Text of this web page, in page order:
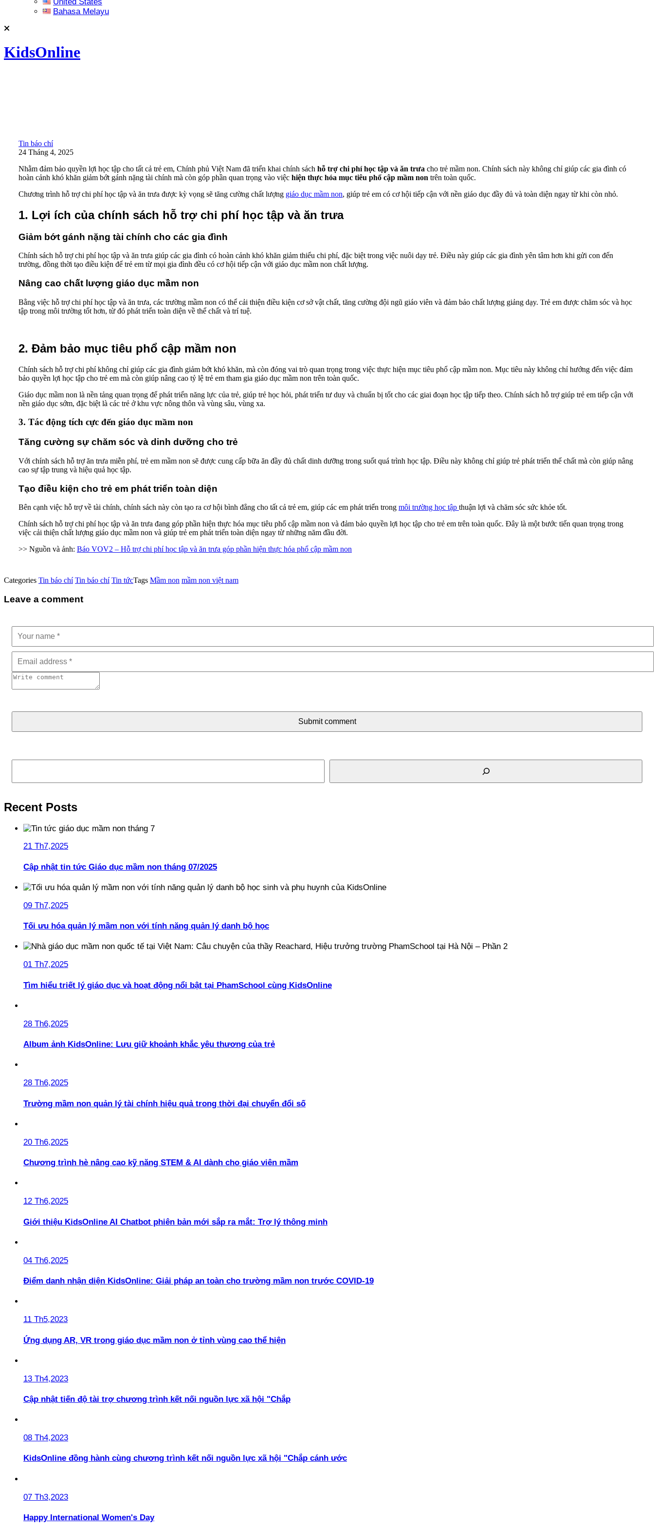
Bahasa Melayu
KidsOnline
Tin báo chí
24 Tháng 4, 2025
Nhằm đảm bảo quyền lợi học tập cho tất cả trẻ em, Chính phủ Việt Nam đã triển khai chính sách hỗ trợ chi phí học tập và ăn trưa cho trẻ mầm non. Chính sách này không chỉ giúp các gia đình có
hoàn cảnh khó khăn giảm bớt gánh nặng tài chính mà còn góp phần quan trọng vào việc hiện thực hóa mục tiêu phổ cập mầm non trên toàn quốc.
Chương trình hỗ trợ chi phí học tập và ăn trưa được kỳ vọng sẽ tăng cường chất lượng giáo dục mầm non, giúp trẻ em có cơ hội tiếp cận với nền giáo dục đầy đủ và toàn diện ngay từ khi còn nhỏ.
1. Lợi ích của chính sách hỗ trợ chi phí học tập và ăn trưa
Giảm bớt gánh nặng tài chính cho các gia đình
Chính sách hỗ trợ chi phí học tập và ăn trưa giúp các gia đình có hoàn cảnh khó khăn giảm thiểu chi phí, đặc biệt trong việc nuôi dạy trẻ. Điều này giúp các gia đình yên tâm hơn khi gửi con đến
trường, đồng thời tạo điều kiện để trẻ em từ mọi gia đình đều có cơ hội tiếp cận với giáo dục mầm non chất lượng.
Nâng cao chất lượng giáo dục mầm non
Bằng việc hỗ trợ chi phí học tập và ăn trưa, các trường mầm non có thể cải thiện điều kiện cơ sở vật chất, tăng cường đội ngũ giáo viên và đảm bảo chất lượng giảng dạy. Trẻ em được chăm sóc và học
tập trong môi trường tốt hơn, từ đó phát triển toàn diện về thể chất và trí tuệ.
2. Đảm bảo mục tiêu phổ cập mầm non
Chính sách hỗ trợ chi phí không chỉ giúp các gia đình giảm bớt khó khăn, mà còn đóng vai trò quan trọng trong việc thực hiện mục tiêu phổ cập mầm non. Mục tiêu này không chỉ hướng đến việc đảm
bảo quyền lợi học tập cho trẻ em mà còn giúp nâng cao tỷ lệ trẻ em tham gia giáo dục mầm non trên toàn quốc.
Giáo dục mầm non là nền tảng quan trọng để phát triển năng lực của trẻ, giúp trẻ học hỏi, phát triển tư duy và chuẩn bị tốt cho các giai đoạn học tập tiếp theo. Chính sách hỗ trợ giúp trẻ em tiếp cận với
nền giáo dục sớm, đặc biệt là các trẻ ở khu vực nông thôn và vùng sâu, vùng xa.
3. Tác động tích cực đến giáo dục mầm non
Tăng cường sự chăm sóc và dinh dưỡng cho trẻ
Với chính sách hỗ trợ ăn trưa miễn phí, trẻ em mầm non sẽ được cung cấp bữa ăn đầy đủ chất dinh dưỡng trong suốt quá trình học tập. Điều này không chỉ giúp trẻ phát triển thể chất mà còn giúp nâng
cao sự tập trung và hiệu quả học tập.
Tạo điều kiện cho trẻ em phát triển toàn diện
Bên cạnh việc hỗ trợ về tài chính, chính sách này còn tạo ra cơ hội bình đẳng cho tất cả trẻ em, giúp các em phát triển trong môi trường học tập thuận lợi và chăm sóc sức khỏe tốt.
Chính sách hỗ trợ chi phí học tập và ăn trưa đang góp phần hiện thực hóa mục tiêu phổ cập mầm non và đảm bảo quyền lợi học tập cho trẻ em trên toàn quốc. Đây là một bước tiến quan trọng trong
việc cải thiện chất lượng giáo dục mầm non và giúp trẻ em phát triển toàn diện ngay từ những năm đầu đời.
>> Nguồn và ảnh: Báo VOV2 – Hỗ trợ chi phí học tập và ăn trưa góp phần hiện thực hóa phổ cập mầm non
Categories Tin báo chí Tin báo chí Tin tứcTags Mầm non mầm non việt nam
Leave a comment
Submit comment
Tìm kiếm
Recent Posts
21 Th7,2025
Cập nhật tin tức Giáo dục mầm non tháng 07/2025
09 Th7,2025
Tối ưu hóa quản lý mầm non với tính năng quản lý danh bộ học
01 Th7,2025
Tìm hiểu triết lý giáo dục và hoạt động nổi bật tại PhamSchool cùng KidsOnline
28 Th6,2025
Album ảnh KidsOnline: Lưu giữ khoảnh khắc yêu thương của trẻ
28 Th6,2025
Trường mầm non quản lý tài chính hiệu quả trong thời đại chuyển đổi số
20 Th6,2025
Chương trình hè nâng cao kỹ năng STEM & AI dành cho giáo viên mầm
12 Th6,2025
Giới thiệu KidsOnline AI Chatbot phiên bản mới sắp ra mắt: Trợ lý thông minh
04 Th6,2025
Điểm danh nhận diện KidsOnline: Giải pháp an toàn cho trường mầm non trước COVID-19
11 Th5,2023
Ứng dụng AR, VR trong giáo dục mầm non ở tỉnh vùng cao thể hiện
13 Th4,2023
Cập nhật tiến độ tài trợ chương trình kết nối nguồn lực xã hội "Chắp
08 Th4,2023
KidsOnline đồng hành cùng chương trình kết nối nguồn lực xã hội "Chắp cánh ước
07 Th3,2023
Happy International Women's Day